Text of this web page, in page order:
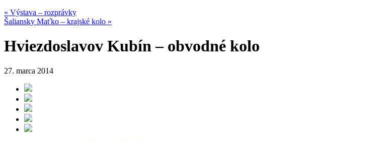
« Výstava – rozprávky
Šaliansky Maťko – krajské kolo »
Hviezdoslavov Kubín – obvodné kolo
27. marca 2014